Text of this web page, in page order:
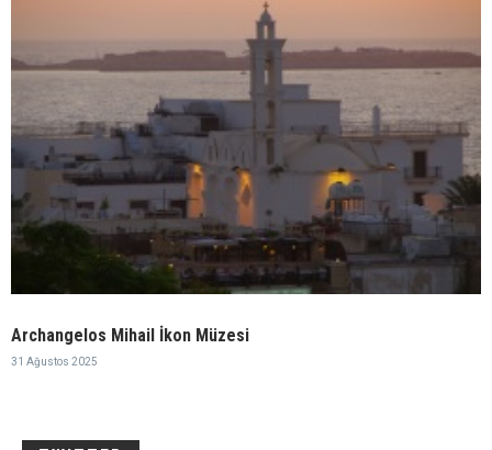
Archangelos Mihail İkon Müzesi
31 Ağustos 2025